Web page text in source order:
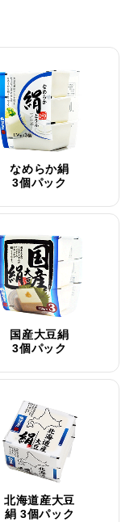
なめらか絹
3個パック
国産大豆絹
3個パック
北海道産大豆
絹 3個パック